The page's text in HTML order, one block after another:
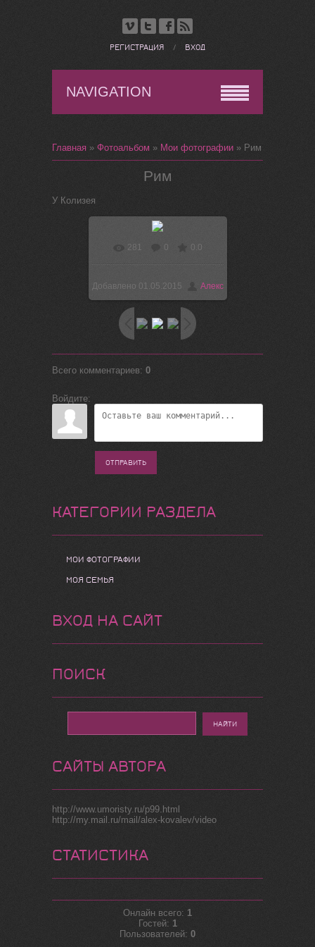
РЕГИСТРАЦИЯ / ВХОД
NAVIGATION
Главная » Фотоальбом » Мои фотографии » Рим
Рим
У Колизея
В реальном размере
1600x1200 / 278.9Kb
281 0 0.0
Добавлено 01.05.2015 Алекс
Всего комментариев: 0
Войдите:
ОТПРАВИТЬ
КАТЕГОРИИ РАЗДЕЛА
МОИ ФОТОГРАФИИ
МОЯ СЕМЬЯ
ВХОД НА САЙТ
ПОИСК
САЙТЫ АВТОРА
http://www.umoristy.ru/p99.html
http://my.mail.ru/mail/alex-kovalev/video
СТАТИСТИКА
Онлайн всего: 1
Гостей: 1
Пользователей: 0